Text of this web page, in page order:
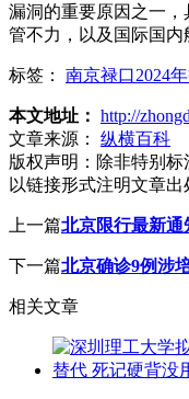
漏洞的重要原因之一
管不力，以及国际国内
标签： 南京禄口2024
本文地址： http://
文章来源：
纵横百科
版权声明： 除非特别
以链接形式注明文章出
上一篇北京限行最新
下一篇北京确诊9例涉
相关文章